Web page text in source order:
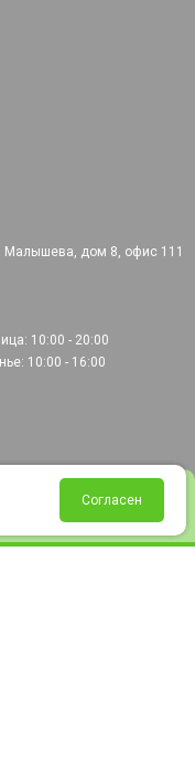
Избранное Корзина
Малышева, дом 8, офис 111
10:00 - 20:00
10:00 - 16:00
Согласен